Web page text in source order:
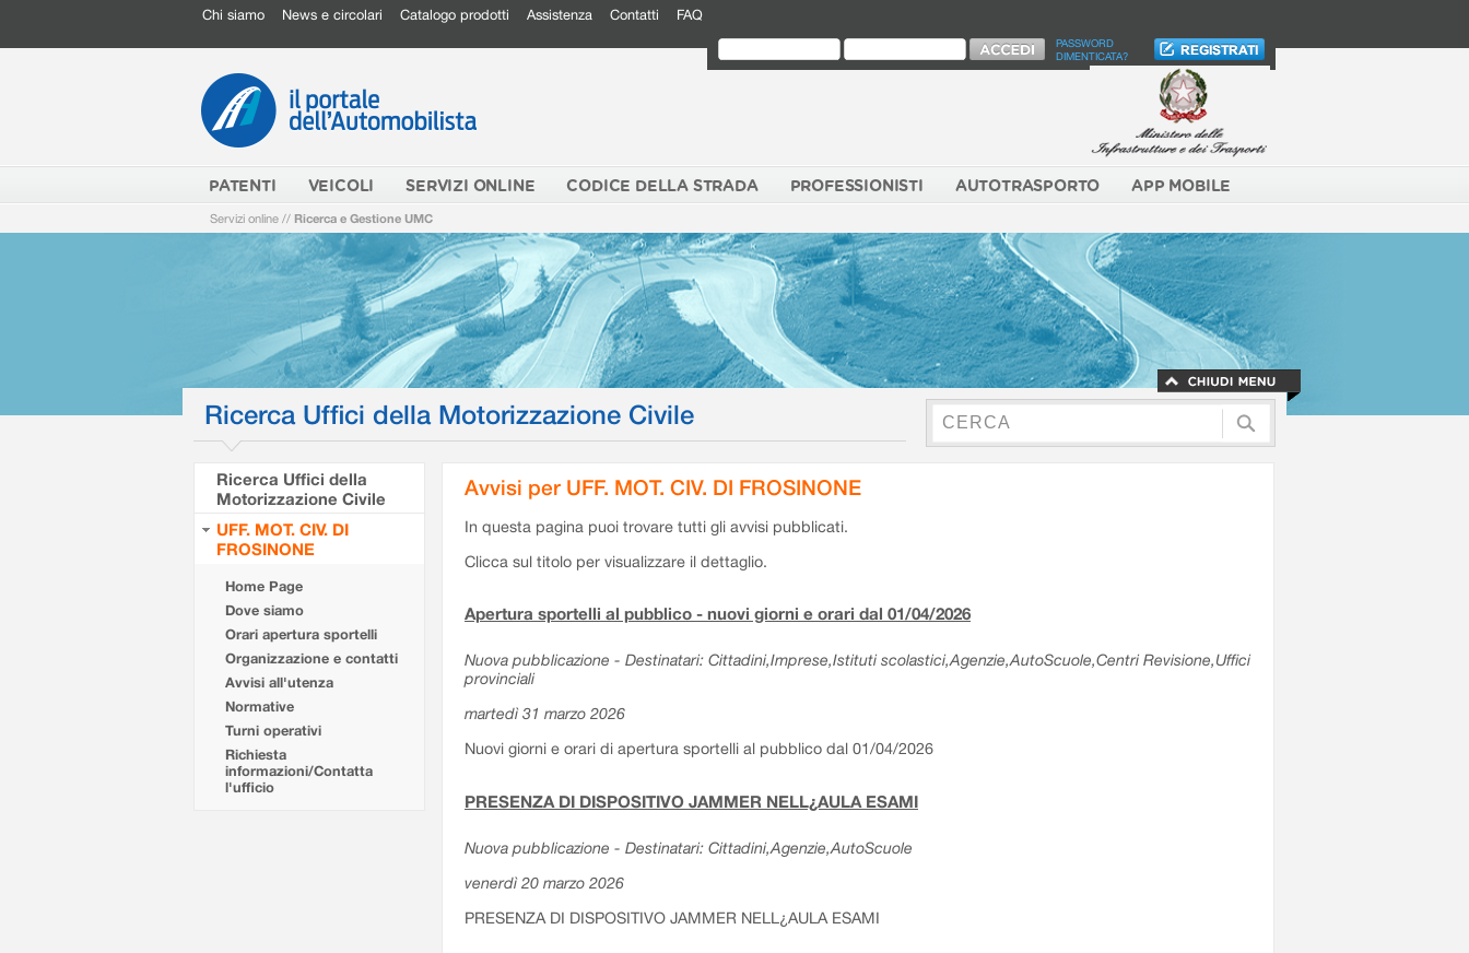
Chi siamo News e circolari Catalogo prodotti Assistenza Contatti FAQ
PASSWORD
DIMENTICATA?
PATENTI VEICOLI SERVIZI ONLINE CODICE DELLA STRADA PROFESSIONISTI AUTOTRASPORTO APP MOBILE
Servizi online // Ricerca e Gestione UMC
Ricerca Uffici della Motorizzazione Civile
Ricerca Uffici della
Motorizzazione Civile
UFF. MOT. CIV. DI
FROSINONE
Home Page
Dove siamo
Orari apertura sportelli
Organizzazione e contatti
Avvisi all'utenza
Normative
Turni operativi
Richiesta
informazioni/Contatta
l'ufficio
Avvisi per UFF. MOT. CIV. DI FROSINONE
In questa pagina puoi trovare tutti gli avvisi pubblicati.
Clicca sul titolo per visualizzare il dettaglio.
Apertura sportelli al pubblico - nuovi giorni e orari dal 01/04/2026
Nuova pubblicazione - Destinatari: Cittadini,Imprese,Istituti scolastici,Agenzie,AutoScuole,Centri Revisione,Uffici
provinciali
martedì 31 marzo 2026
Nuovi giorni e orari di apertura sportelli al pubblico dal 01/04/2026
PRESENZA DI DISPOSITIVO JAMMER NELL¿AULA ESAMI
Nuova pubblicazione - Destinatari: Cittadini,Agenzie,AutoScuole
venerdì 20 marzo 2026
PRESENZA DI DISPOSITIVO JAMMER NELL¿AULA ESAMI